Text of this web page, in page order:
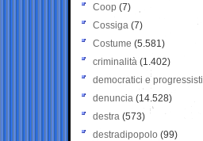
Coop (7)
Cossiga (7)
Costume (5.581)
criminalità (1.402)
democratici e progressisti
denuncia (14.528)
destra (573)
destradipopolo (99)